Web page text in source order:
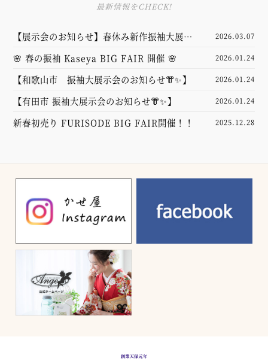
最新情報をCHECK!
【展示会のお知らせ】春休み新作振袖大展示
2026.03.07
🌸 春の振袖 Kaseya BIG FAIR 開催 🌸 2026.01.24
【和歌山市 振袖大展示会のお知らせ👘✨】 2026.01.24
【有田市 振袖大展示会のお知らせ👘✨】 2026.01.24
新春初売り FURISODE BIG FAIR開催！！ 2025.12.28